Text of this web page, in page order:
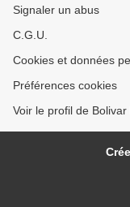
Signaler un abus
C.G.U.
Cookies et données
Préférences cookies
Voir le profil de